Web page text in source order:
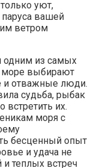
уют,
вашей
ветром
одним из самых
море выбирают
и отважные люди.
судьба, рыбак
встретить их.
моря с
бесценный опыт
и удача не
теплых встреч